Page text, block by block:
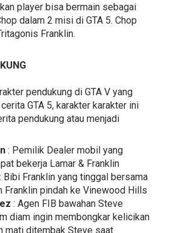
player bisa bermain sebagai
dalam 2 misi di GTA 5. Chop
Franklin.
pendukung di GTA V yang
GTA 5, karakter karakter ini
pendukung atau menjadi
: Pemilik Dealer mobil yang
bekerja Lamar & Franklin
: Bibi Franklin yang tinggal bersama
Franklin pindah ke Vinewood Hills
: Agen FIB bawahan Steve
diam ingin membongkar kelicikan
mati ditembak Steve saat